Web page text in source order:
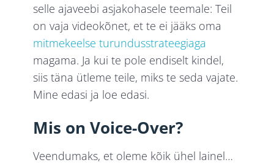
selle ajaveebi asjakohasele teemale: Teil
on vaja videokõnet, et te ei jääks oma
mitmekeelse turundusstrateegiaga
magama. Ja kui te pole endiselt kindel,
siis täna ütleme teile, miks te seda vajate.
Mine edasi ja loe edasi.
Mis on Voice-Over?
Veendumaks, et oleme kõik ühel lainel…